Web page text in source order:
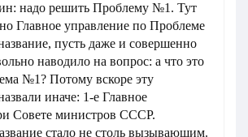
надо решить Проблему №1. Тут
Главное управление по Проблеме
пусть даже и совершенно
наводило на вопрос: а что это
№1? Потому вскоре эту
иначе: 1-е Главное
Совете министров СССР.
стало не столь вызывающим.